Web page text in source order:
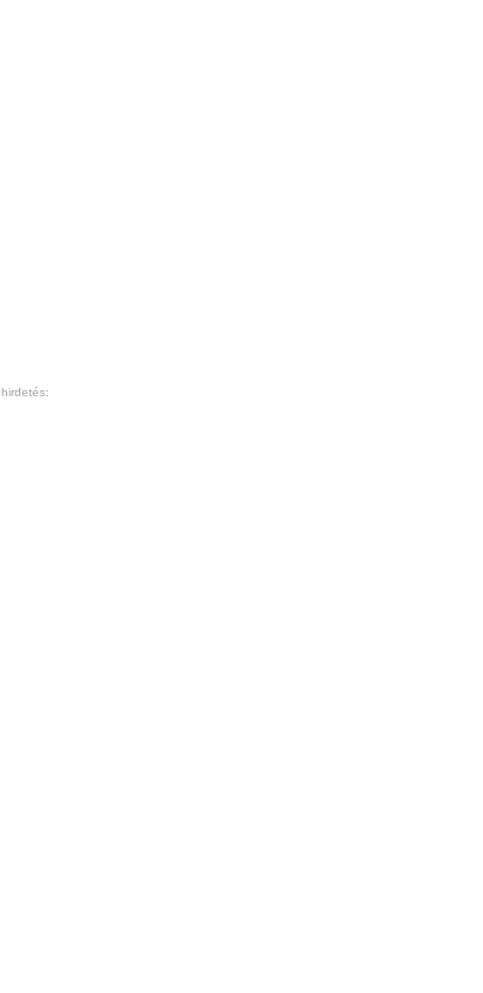
hirdetés: